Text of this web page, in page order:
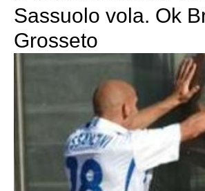
Sassuolo vola. Ok
Grosseto